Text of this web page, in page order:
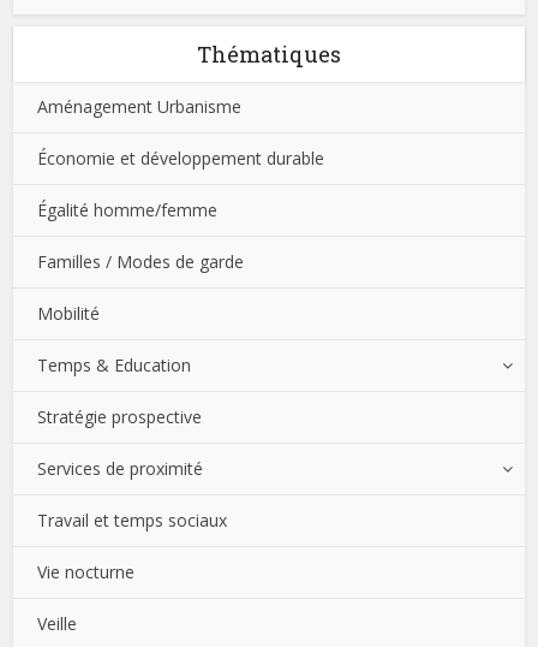
Thématiques
Aménagement Urbanisme
Économie et développement durable
Égalité homme/femme
Familles / Modes de garde
Mobilité
Temps & Education
Stratégie prospective
Services de proximité
Travail et temps sociaux
Vie nocturne
Veille